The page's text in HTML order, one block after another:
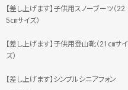
【差し上げます】子供用スノーブーツ（22.
5㎝サイズ）
【差し上げます】子供用登山靴（21㎝サイ
ズ）
【差し上げます】シンプルシニアフォン